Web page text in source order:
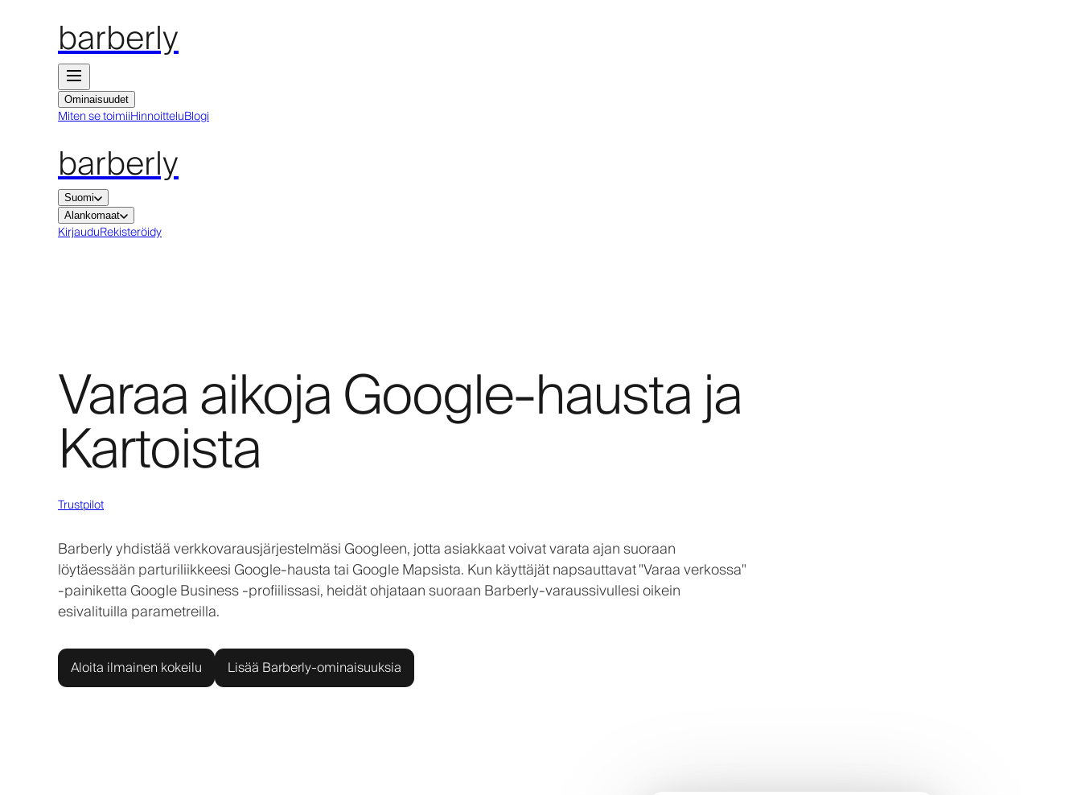
barberly
Ominaisuudet
Miten se toimiiHinnoitteluBlogi
barberly
Suomi
Alankomaat
KirjauduRekisteröidy
Varaa aikoja Google-hausta ja
Kartoista
Trustpilot
Barberly yhdistää verkkovarausjärjestelmäsi Googleen, jotta asiakkaat voivat varata ajan suoraan
löytäessään parturiliikkeesi Google-hausta tai Google Mapsista. Kun käyttäjät napsauttavat "Varaa verkossa"
-painiketta Google Business -profiilissasi, heidät ohjataan suoraan Barberly-varaussivullesi oikein
esivalituilla parametreilla.
Aloita ilmainen kokeilu Lisää Barberly-ominaisuuksia